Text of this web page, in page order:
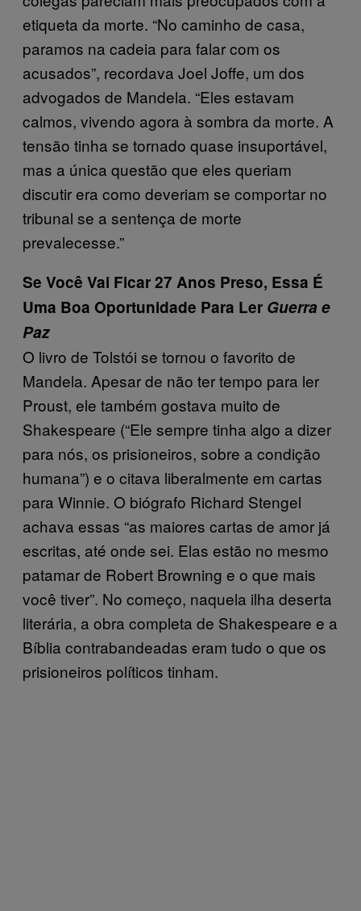
etiqueta da morte. “No caminho de casa,
paramos na cadeia para falar com os
acusados”, recordava Joel Joffe, um dos
advogados de Mandela. “Eles estavam
calmos, vivendo agora à sombra da morte. A
tensão tinha se tornado quase insuportável,
mas a única questão que eles queriam
discutir era como deveriam se comportar no
tribunal se a sentença de morte
prevalecesse.”
Se Você Vai Ficar 27 Anos Preso, Essa É
Uma Boa Oportunidade Para Ler Guerra e
Paz
O livro de Tolstói se tornou o favorito de
Mandela. Apesar de não ter tempo para ler
Proust, ele também gostava muito de
Shakespeare (“Ele sempre tinha algo a dizer
para nós, os prisioneiros, sobre a condição
humana”) e o citava liberalmente em cartas
para Winnie. O biógrafo Richard Stengel
achava essas “as maiores cartas de amor já
escritas, até onde sei. Elas estão no mesmo
patamar de Robert Browning e o que mais
você tiver”. No começo, naquela ilha deserta
literária, a obra completa de Shakespeare e a
Bíblia contrabandeadas eram tudo o que os
prisioneiros políticos tinham.